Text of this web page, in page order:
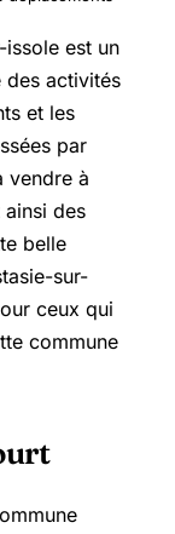
issole est un
des activités
et les
par
vendre à
des
belle
sur-
ceux qui
commune